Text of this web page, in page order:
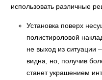
использовать различные
Установка поверх
полистироловой
не выход из ситуации
видна, но, получив
станет украшением